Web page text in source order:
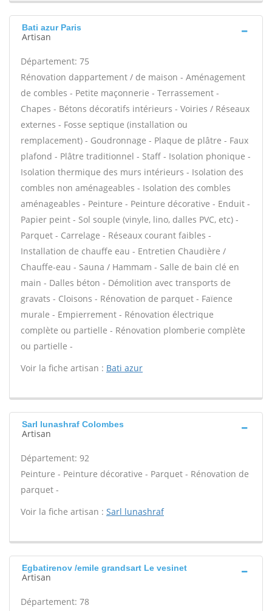
Bati azur Paris
Artisan
Département: 75
Rénovation dappartement / de maison - Aménagement
de combles - Petite maçonnerie - Terrassement -
Chapes - Bétons décoratifs intérieurs - Voiries / Réseaux
externes - Fosse septique (installation ou
remplacement) - Goudronnage - Plaque de plâtre - Faux
plafond - Plâtre traditionnel - Staff - Isolation phonique -
Isolation thermique des murs intérieurs - Isolation des
combles non aménageables - Isolation des combles
aménageables - Peinture - Peinture décorative - Enduit -
Papier peint - Sol souple (vinyle, lino, dalles PVC, etc) -
Parquet - Carrelage - Réseaux courant faibles -
Installation de chauffe eau - Entretien Chaudière /
Chauffe-eau - Sauna / Hammam - Salle de bain clé en
main - Dalles béton - Démolition avec transports de
gravats - Cloisons - Rénovation de parquet - Faïence
murale - Empierrement - Rénovation électrique
complète ou partielle - Rénovation plomberie complète
ou partielle -
Voir la fiche artisan : Bati azur
Sarl lunashraf Colombes
Artisan
Département: 92
Peinture - Peinture décorative - Parquet - Rénovation de
parquet -
Voir la fiche artisan : Sarl lunashraf
Egbatirenov /emile grandsart Le vesinet
Artisan
Département: 78